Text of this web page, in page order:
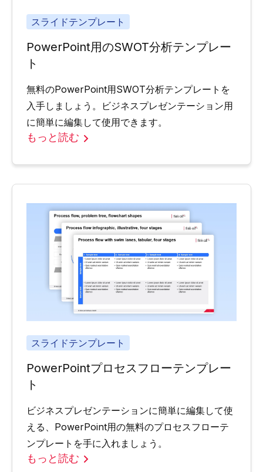
スライドテンプレート
PowerPoint用のSWOT分析テンプレー
ト
無料のPowerPoint用SWOT分析テンプレートを
入手しましょう。ビジネスプレゼンテーション用
に簡単に編集して使用できます。
もっと読む
スライドテンプレート
PowerPointプロセスフローテンプレー
ト
ビジネスプレゼンテーションに簡単に編集して使
える、PowerPoint用の無料のプロセスフローテ
ンプレートを手に入れましょう。
もっと読む